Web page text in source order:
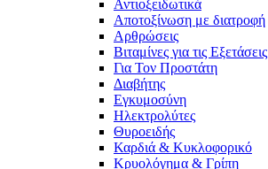
Αντιοξειδωτικά
Αποτοξίνωση με διατροφή
Αρθρώσεις
Βιταμίνες για τις Εξετάσεις
Για Τον Προστάτη
Διαβήτης
Εγκυμοσύνη
Ηλεκτρολύτες
Θυροειδής
Καρδιά & Κυκλοφορικό
Κρυολόγημα & Γρίπη